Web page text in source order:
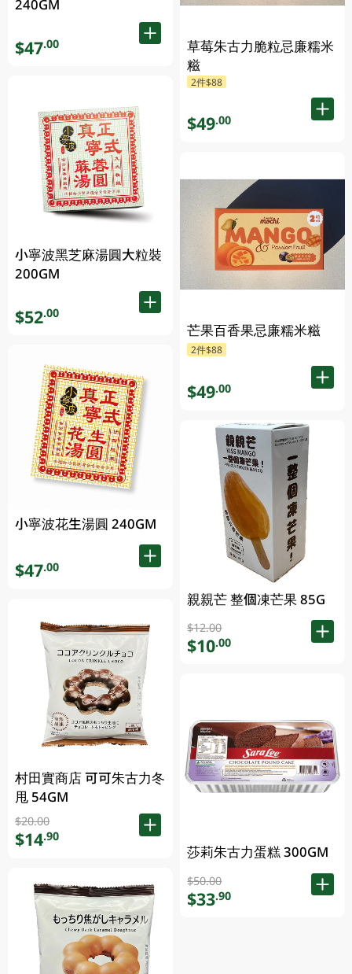
240GM
$47.00
小寧波黑芝麻湯圓大粒裝
200GM
$52.00
小寧波花生湯圓 240GM
$47.00
村田實商店 可可朱古力冬
甩 54GM
$20.00
$14.90
草莓朱古力脆粒忌廉糯米
糍
2件$88
$49.00
芒果百香果忌廉糯米糍
2件$88
$49.00
親親芒 整個凍芒果 85G
$12.00
$10.00
莎莉朱古力蛋糕 300GM
$50.00
$33.90